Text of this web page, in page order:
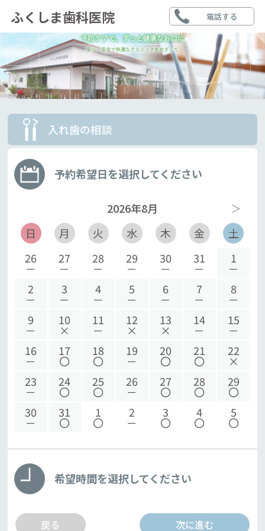
ふくしま歯科医院 電話する
入れ歯の相談
予約希望日を選択してください
2026年8月
＞
日
月 火 水 木 金
土
26
－
27
－
28
－
29
－
30
－
31
－
1
－
2
－
3
－
4
－
5
－
6
－
7
－
8
－
9
－
10
×
11
－
12
×
13
×
14
－
15
－
16
－
17
〇
18
〇
19
－
20
〇
21
〇
22
×
23
－
24
〇
25
〇
26
－
27
〇
28
〇
29
〇
30
－
31
〇
1
〇
2
－
3
〇
4
〇
5
〇
希望時間を選択してください